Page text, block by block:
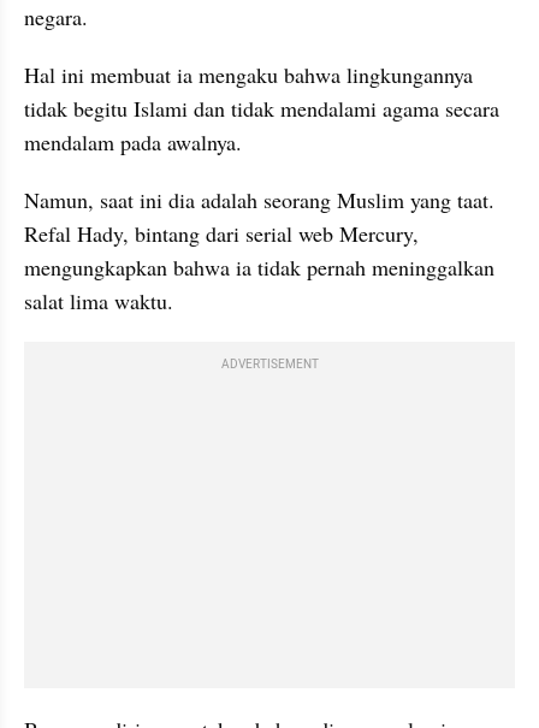
negara.
Hal ini membuat ia mengaku bahwa lingkungannya
tidak begitu Islami dan tidak mendalami agama secara
mendalam pada awalnya.
Namun, saat ini dia adalah seorang Muslim yang taat.
Refal Hady, bintang dari serial web Mercury,
mengungkapkan bahwa ia tidak pernah meninggalkan
salat lima waktu.
ADVERTISEMENT